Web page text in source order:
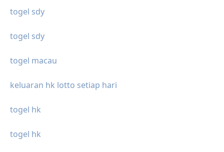
togel sdy
togel sdy
togel macau
keluaran hk lotto setiap hari
togel hk
togel hk